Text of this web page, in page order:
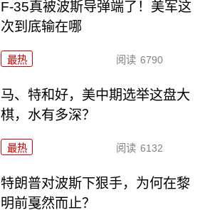
F-35真被波斯导弹端了！美军这
次到底输在哪
最热 阅读 6790
马、特和好，美中期选举这盘大
棋，水有多深？
最热 阅读 6132
特朗普对波斯下狠手，为何在黎
明前戛然而止？